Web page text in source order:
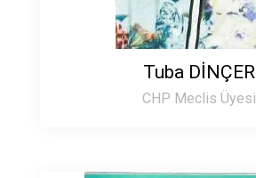
Tuba DİNÇER
CHP Meclis Üyesi